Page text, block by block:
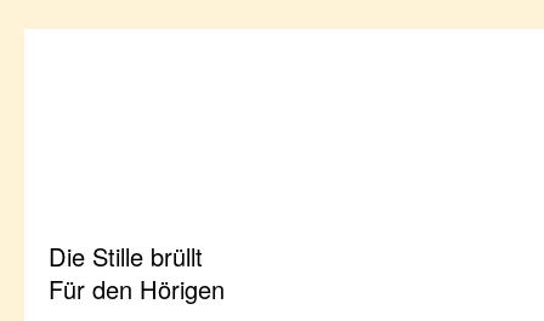
Die Stille brüllt
Für den Hörigen